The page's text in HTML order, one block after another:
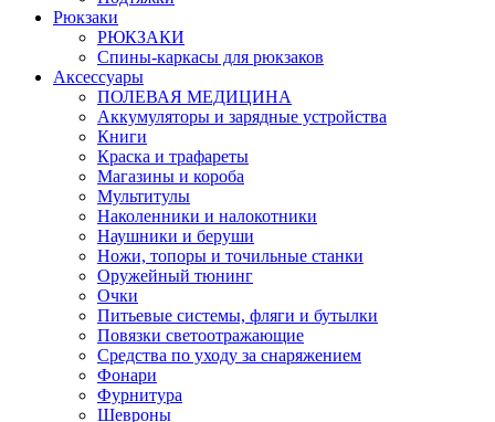
Рюкзаки
РЮКЗАКИ
Спины-каркасы для рюкзаков
Аксессуары
ПОЛЕВАЯ МЕДИЦИНА
Аккумуляторы и зарядные устройства
Книги
Краска и трафареты
Магазины и короба
Мультитулы
Наколенники и налокотники
Наушники и беруши
Ножи, топоры и точильные станки
Оружейный тюнинг
Очки
Питьевые системы, фляги и бутылки
Повязки светоотражающие
Средства по уходу за снаряжением
Фонари
Фурнитура
Шевроны